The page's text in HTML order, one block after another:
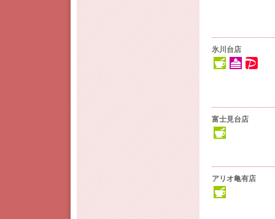
氷川台店
富士見台店
アリオ亀有店